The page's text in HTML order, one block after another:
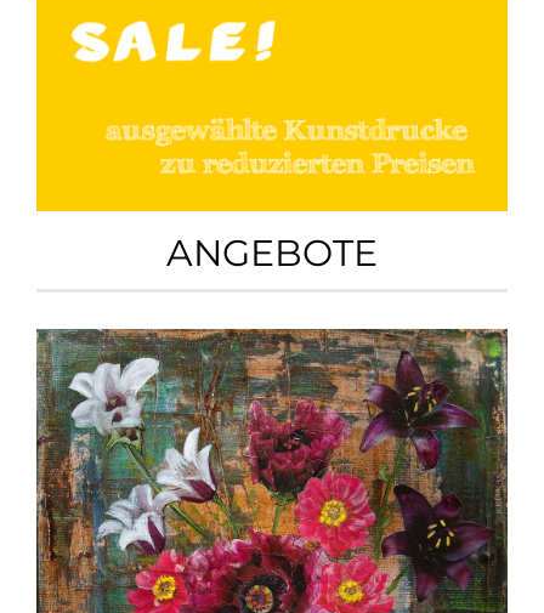
ANGEBOTE